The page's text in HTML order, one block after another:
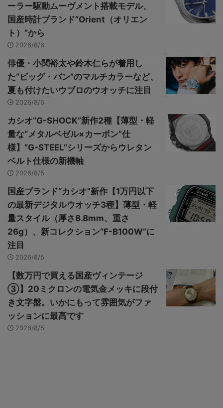
ーラー駆動ムーヴメント搭載モデル、
国産時計ブランド“Orient（オリエン
ト）”から
2026/8/6
俳優・小関裕太や鈴木仁らが着用し
た“ビッグ・バン”のマルチカラーなど、
夏も付けたいウブロのウオッチに注目
2026/8/6
カシオ“G-SHOCK”新作2種【薄型・軽
量な“メタルベゼル×カーボン”仕
様】“G-STEEL”シリーズからウレタン
ベルト仕様の新機軸
2026/8/5
国産ブランド“カシオ”新作【1万円以下
の最新デジタルウオッチ3種】薄型・軽
量スタイル（厚さ8.8mm、重さ
26g）、新コレクション“F-B100W”に
注目
2026/8/5
【数万円で買える国産ヴィンテージ
③】20ミクロンの電気金メッキに段付
き文字盤。いかにもって雰囲気がファ
ッションに最高です
2026/8/5